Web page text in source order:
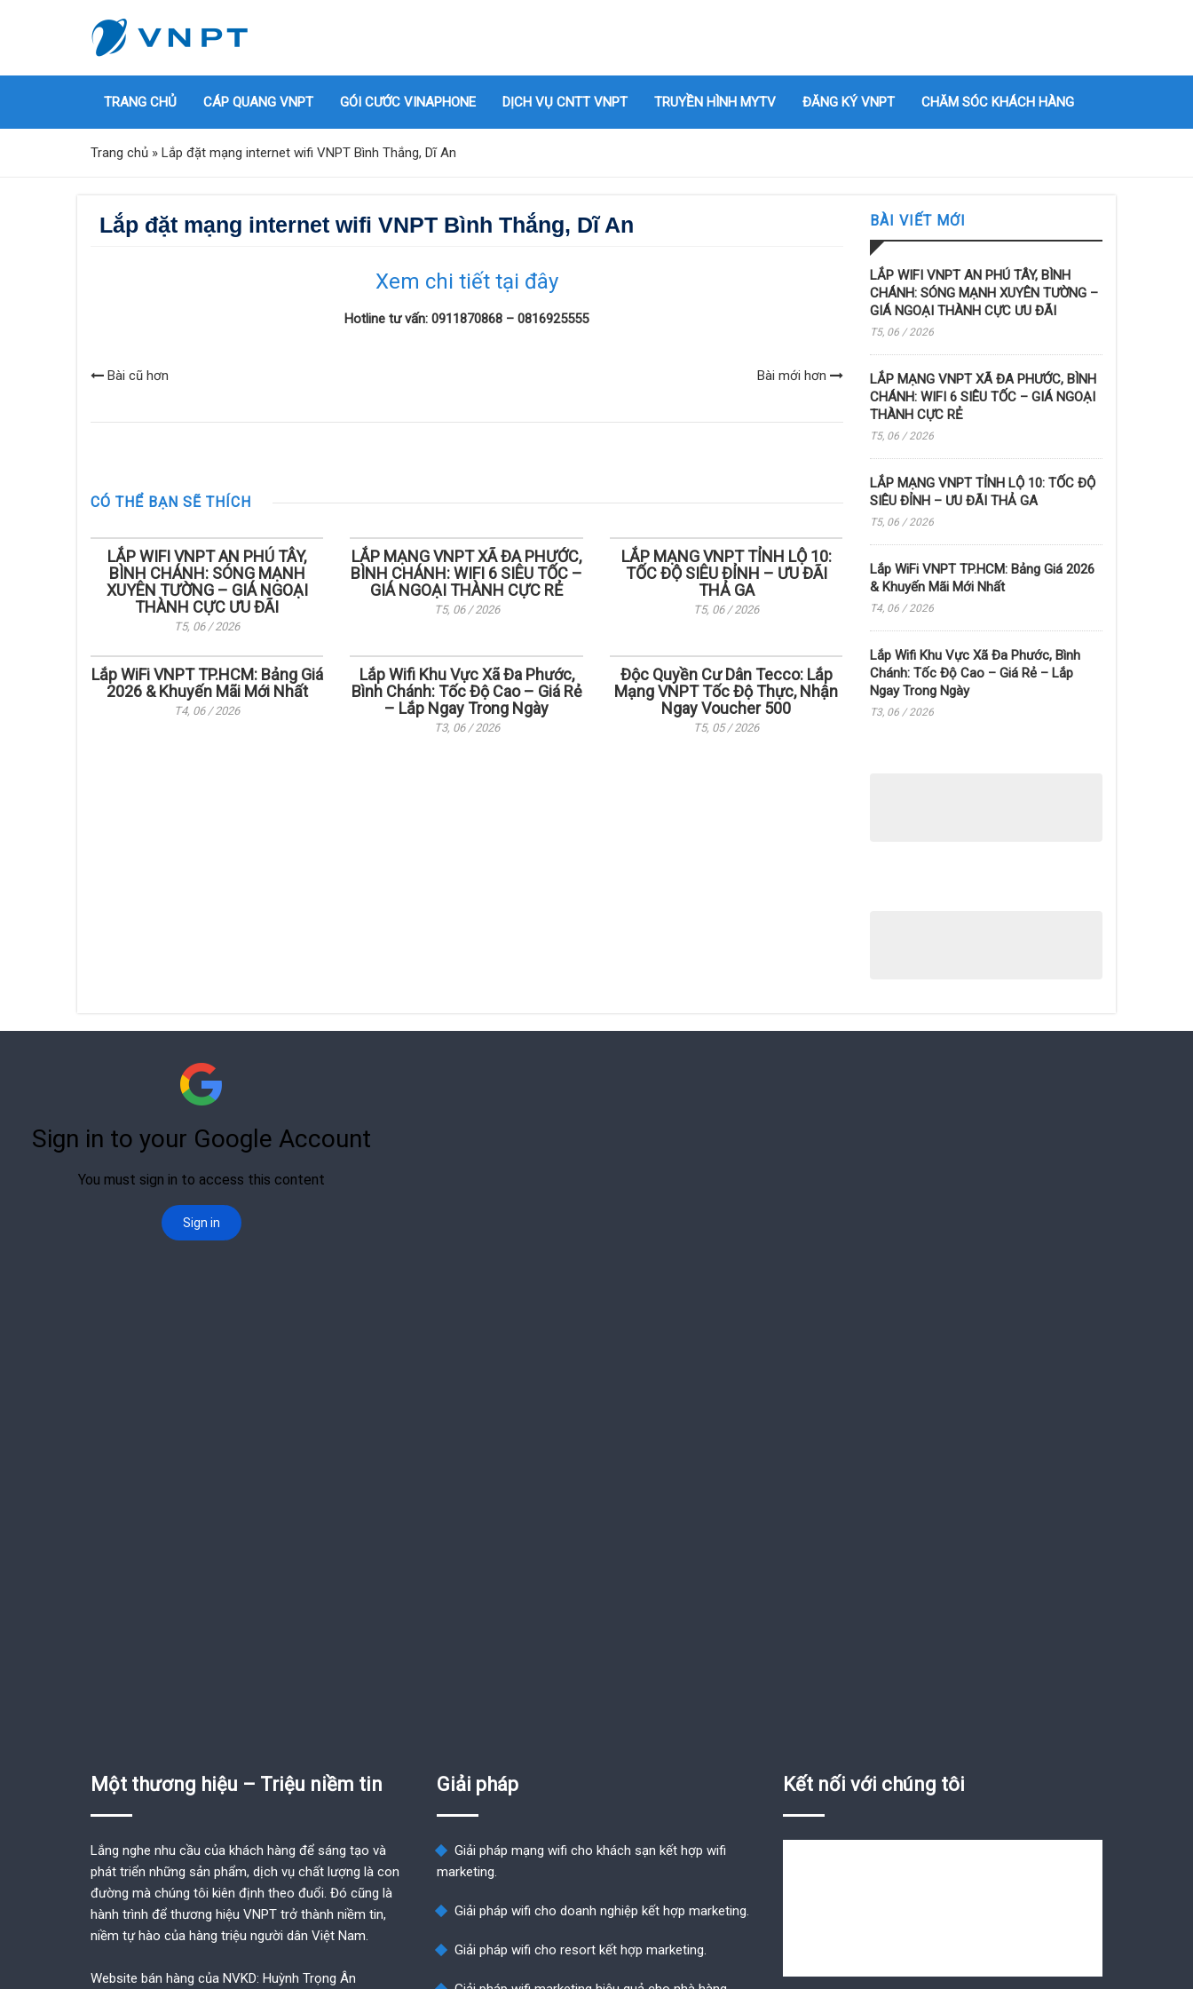
TRANG CHỦ CÁP QUANG VNPT GÓI CƯỚC VINAPHONE DỊCH VỤ CNTT VNPT TRUYỀN HÌNH MYTV ĐĂNG KÝ VNPT CHĂM SÓC KHÁCH HÀNG
Trang chủ » Lắp đặt mạng internet wifi VNPT Bình Thắng, Dĩ An
Lắp đặt mạng internet wifi VNPT Bình Thắng, Dĩ An
Xem chi tiết tại đây
Hotline tư vấn: 0911870868 – 0816925555
Bài cũ hơn Bài mới hơn
CÓ THỂ BẠN SẼ THÍCH
LẮP WIFI VNPT AN PHÚ TÂY,
BÌNH CHÁNH: SÓNG MẠNH
XUYÊN TƯỜNG – GIÁ NGOẠI
THÀNH CỰC ƯU ĐÃI
T5, 06 / 2026
LẮP MẠNG VNPT XÃ ĐA PHƯỚC,
BÌNH CHÁNH: WIFI 6 SIÊU TỐC –
GIÁ NGOẠI THÀNH CỰC RẺ
T5, 06 / 2026
LẮP MẠNG VNPT TỈNH LỘ 10:
TỐC ĐỘ SIÊU ĐỈNH – ƯU ĐÃI
THẢ GA
T5, 06 / 2026
Lắp WiFi VNPT TP.HCM: Bảng Giá
2026 & Khuyến Mãi Mới Nhất
T4, 06 / 2026
Lắp Wifi Khu Vực Xã Đa Phước,
Bình Chánh: Tốc Độ Cao – Giá Rẻ
– Lắp Ngay Trong Ngày
T3, 06 / 2026
Độc Quyền Cư Dân Tecco: Lắp
Mạng VNPT Tốc Độ Thực, Nhận
Ngay Voucher 500
T5, 05 / 2026
BÀI VIẾT MỚI
LẮP WIFI VNPT AN PHÚ TÂY, BÌNH
CHÁNH: SÓNG MẠNH XUYÊN TƯỜNG –
GIÁ NGOẠI THÀNH CỰC ƯU ĐÃI
T5, 06 / 2026
LẮP MẠNG VNPT XÃ ĐA PHƯỚC, BÌNH
CHÁNH: WIFI 6 SIÊU TỐC – GIÁ NGOẠI
THÀNH CỰC RẺ
T5, 06 / 2026
LẮP MẠNG VNPT TỈNH LỘ 10: TỐC ĐỘ
SIÊU ĐỈNH – ƯU ĐÃI THẢ GA
T5, 06 / 2026
Lắp WiFi VNPT TP.HCM: Bảng Giá 2026
& Khuyến Mãi Mới Nhất
T4, 06 / 2026
Lắp Wifi Khu Vực Xã Đa Phước, Bình
Chánh: Tốc Độ Cao – Giá Rẻ – Lắp
Ngay Trong Ngày
T3, 06 / 2026
Một thương hiệu – Triệu niềm tin
Lắng nghe nhu cầu của khách hàng để sáng tạo và
phát triển những sản phẩm, dịch vụ chất lượng là con
đường mà chúng tôi kiên định theo đuổi. Đó cũng là
hành trình để thương hiệu VNPT trở thành niềm tin,
niềm tự hào của hàng triệu người dân Việt Nam.
Website bán hàng của NVKD: Huỳnh Trọng Ân
Giải pháp
Giải pháp mạng wifi cho khách sạn kết hợp wifi
marketing.
Giải pháp wifi cho doanh nghiệp kết hợp marketing.
Giải pháp wifi cho resort kết hợp marketing.
Kết nối với chúng tôi